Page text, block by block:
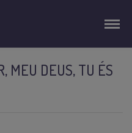
MEU DEUS, TU ÉS